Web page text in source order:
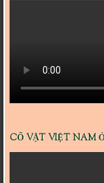
CỔ VẬT VIỆT NAM